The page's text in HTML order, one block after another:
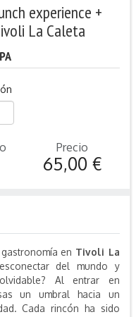
experience +
La Caleta
Precio
65,00 €
en Tivoli La
del mundo y
Al entrar en
un umbral hacia un
Cada rincón ha sido